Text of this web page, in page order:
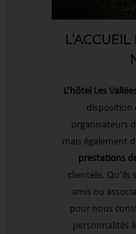
L’hôtel Les
disposition
organisateurs
mais également
prestations
clientèle. Qu’ils
amis ou
pour nous
personnalités